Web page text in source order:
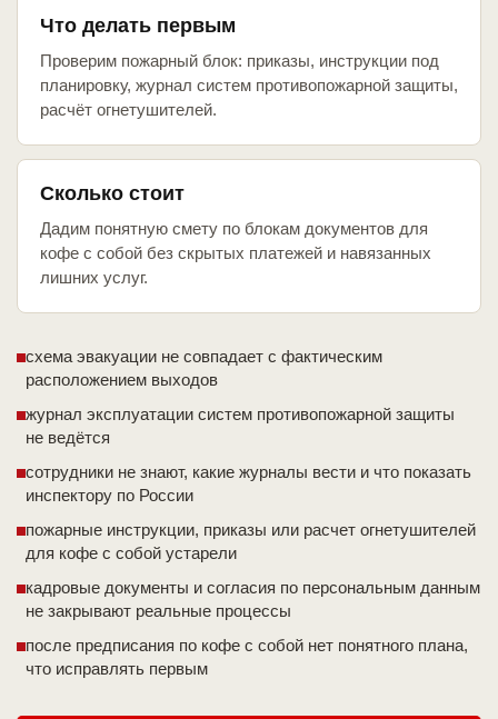
Что делать первым
Проверим пожарный блок: приказы, инструкции под
планировку, журнал систем противопожарной защиты,
расчёт огнетушителей.
Сколько стоит
Дадим понятную смету по блокам документов для
кофе с собой без скрытых платежей и навязанных
лишних услуг.
схема эвакуации не совпадает с фактическим
расположением выходов
журнал эксплуатации систем противопожарной защиты
не ведётся
сотрудники не знают, какие журналы вести и что показать
инспектору по России
пожарные инструкции, приказы или расчет огнетушителей
для кофе с собой устарели
кадровые документы и согласия по персональным данным
не закрывают реальные процессы
после предписания по кофе с собой нет понятного плана,
что исправлять первым